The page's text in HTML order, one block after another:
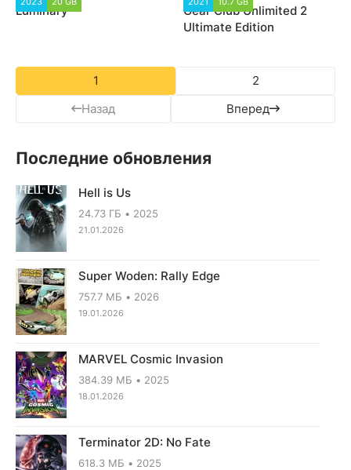
Luminary
Gear Club Unlimited 2
Ultimate Edition
Назад
1
2
Вперед
Последние обновления
Hell is Us
24.73 ГБ 2025
21.01.2026
Super Woden: Rally Edge
757.7 МБ 2026
19.01.2026
MARVEL Cosmic Invasion
384.39 МБ 2025
18.01.2026
Terminator 2D: No Fate
618.3 МБ 2025